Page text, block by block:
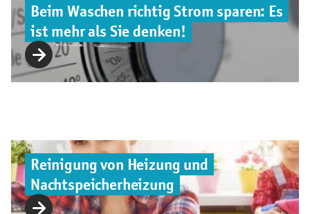
Beim Waschen richtig Strom sparen: Es
ist mehr als Sie denken!
Reinigung von Heizung und
Nachtspeicherheizung